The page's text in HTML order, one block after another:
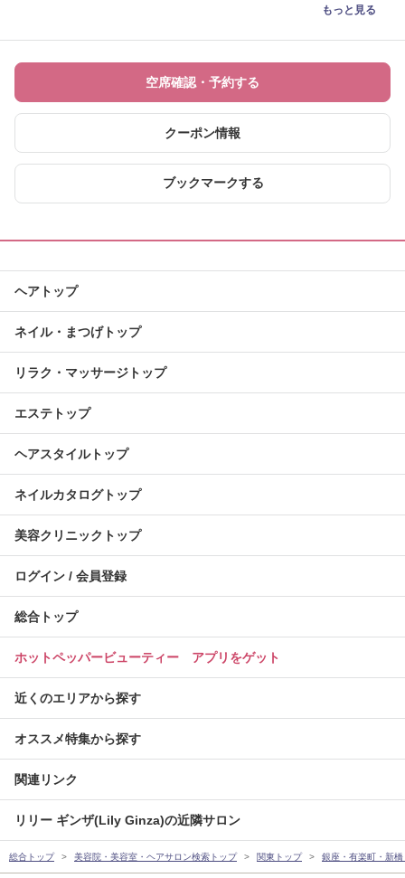
もっと見る
空席確認・予約する
クーポン情報
ブックマークする
ヘアトップ
ネイル・まつげトップ
リラク・マッサージトップ
エステトップ
ヘアスタイルトップ
ネイルカタログトップ
美容クリニックトップ
ログイン / 会員登録
総合トップ
ホットペッパービューティー アプリをゲット
近くのエリアから探す
オススメ特集から探す
関連リンク
リリー ギンザ(Lily Ginza)の近隣サロン
総合トップ 美容院・美容室・ヘアサロン検索トップ 関東トップ 銀座・有楽町・新